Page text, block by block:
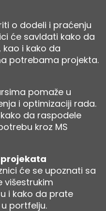
o dodeli i praćenju
će savldati kako da
i kako da
potrebama projekta.
pomaže u
i optimizaciji rada.
da raspodele
kroz MS
će se upoznati sa
višestrukim
i kako da prate
portfelju.